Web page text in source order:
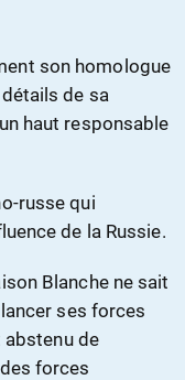
son homologue
de sa
haut responsable
russe qui
de la Russie.
Blanche ne sait
ses forces
abstenu de
forces